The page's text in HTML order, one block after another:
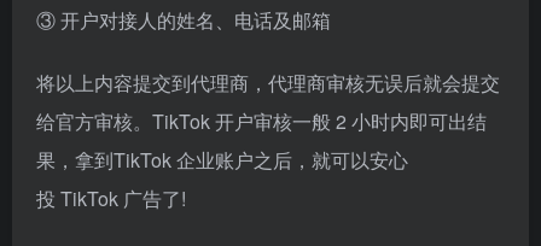
③ 开户对接人的姓名、电话及邮箱
将以上内容提交到代理商，代理商审核无误后就会提交
给官方审核。TikTok 开户审核一般 2 小时内即可出结
果，拿到TikTok 企业账户之后，就可以安心
投 TikTok 广告了!